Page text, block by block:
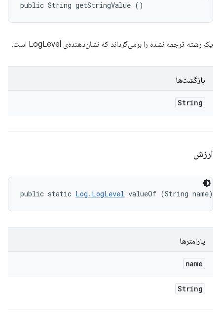
public String getStringValue ()
یک رشته ترجمه نشده را برمی‌گرداند که نشان‌دهنده‌ی LogLevel است.
بازگشت‌ها
String
ارزش
public static Log.LogLevel valueOf (String name)
پارامترها
name
String